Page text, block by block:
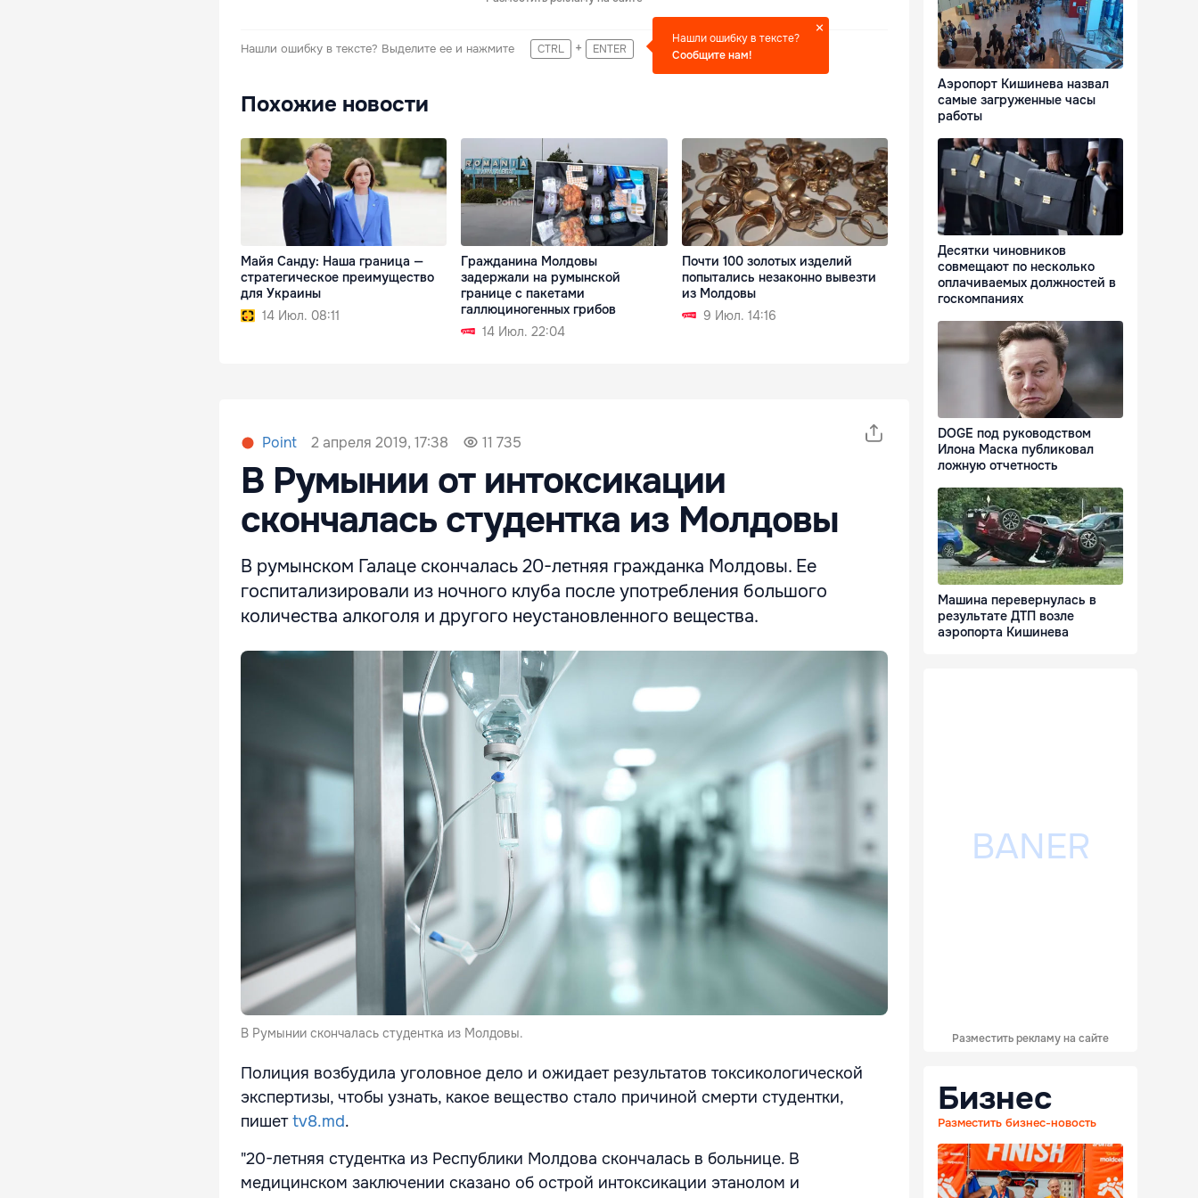
Нашли ошибку в тексте? Выделите ее и нажмите CTRL + ENTER
Нашли ошибку в тексте?
Сообщите нам!
Похожие новости
Майя Санду: Наша граница —
стратегическое преимущество
для Украины
14 Июл. 08:11
Гражданина Молдовы
задержали на румынской
границе с пакетами
галлюциногенных грибов
14 Июл. 22:04
Почти 100 золотых изделий
попытались незаконно вывезти
из Молдовы
9 Июл. 14:16
Point 2 апреля 2019, 17:38 11 735
В Румынии от интоксикации
скончалась студентка из Молдовы
В румынском Галаце скончалась 20-летняя гражданка Молдовы. Ее
госпитализировали из ночного клуба после употребления большого
количества алкоголя и другого неустановленного вещества.
В Румынии скончалась студентка из Молдовы.
Полиция возбудила уголовное дело и ожидает результатов токсикологической
экспертизы, чтобы узнать, какое вещество стало причиной смерти студентки,
пишетtv8.md.
"20-летняя студентка из Республики Молдова скончалась в больнице. В
медицинском заключении сказано об острой интоксикации этанолом и
Аэропорт Кишинева назвал
самые загруженные часы
работы
Десятки чиновников
совмещают по несколько
оплачиваемых должностей в
госкомпаниях
DOGE под руководством
Илона Маска публиковал
ложную отчетность
Машина перевернулась в
результате ДТП возле
аэропорта Кишинева
Разместить рекламу на сайте
Бизнес
Разместить бизнес-новость